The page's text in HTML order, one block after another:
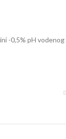
-0,5% pH vodenog